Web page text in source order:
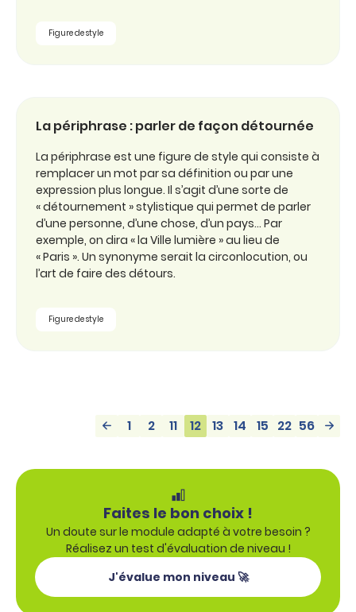
Figure de style
La périphrase : parler de façon détournée
La périphrase est une figure de style qui consiste à
remplacer un mot par sa définition ou par une
expression plus longue. Il s’agit d’une sorte de
« détournement » stylistique qui permet de parler
d’une personne, d’une chose, d’un pays… Par
exemple, on dira « la Ville lumière » au lieu de
« Paris ». Un synonyme serait la circonlocution, ou
l’art de faire des détours.
Figure de style
1 2 11 12 13 14 15 22 56
Faites le bon choix !
Un doute sur le module adapté à votre besoin ?
Réalisez un test d'évaluation de niveau !
J'évalue mon niveau 🚀